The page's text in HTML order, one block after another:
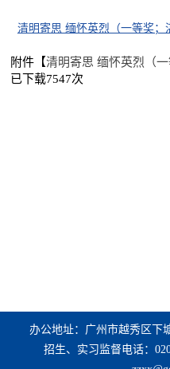
清明寄思 缅怀英烈（一等奖；
附件【清明寄思 缅怀英烈（
已下载7547次
办公地址：广州市越秀区下
招生、实习监督电话：